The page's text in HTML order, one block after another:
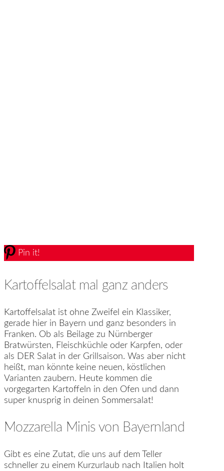
Pin it!
Kartoffelsalat mal ganz anders
Kartoffelsalat ist ohne Zweifel ein Klassiker,
gerade hier in Bayern und ganz besonders in
Franken. Ob als Beilage zu Nürnberger
Bratwürsten, Fleischküchle oder Karpfen, oder
als DER Salat in der Grillsaison. Was aber nicht
heißt, man könnte keine neuen, köstlichen
Varianten zaubern. Heute kommen die
vorgegarten Kartoffeln in den Ofen und dann
super knusprig in deinen Sommersalat!
Mozzarella Minis von Bayernland
Gibt es eine Zutat, die uns auf dem Teller
schneller zu einem Kurzurlaub nach Italien holt